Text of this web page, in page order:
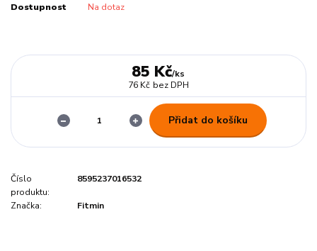
Dostupnost Na dotaz
85 Kč/ks
76 Kč bez DPH
Přidat do košíku
Číslo
produktu:
8595237016532
Značka: Fitmin